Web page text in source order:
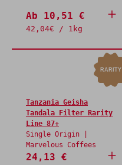
Ab 10,51 €
42,04€ / 1kg
RARITY
Tanzania Geisha
Tandala Filter Rarity
Line 87+
Single Origin |
Marvelous Coffees
24,13 €